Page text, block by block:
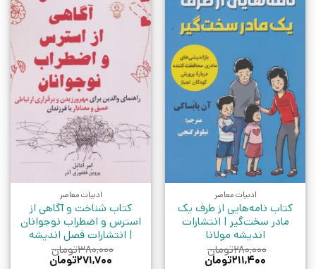
ادبیات معاصر
کتاب نامه‌هایی از طرف یک
مادر سخت‌گیر | انتشارات
اندیشه مولانا
۲۸۰,۰۰۰تومان
قیمت
۲۱۱,۴۰۰تومان
ادبیات معاصر
کتاب شناخت و آگاهی از
استرس و اضطراب نوجوانان
| انتشارات فصل اندیشه
۳۸۰,۰۰۰تومان
قیمت
۲۷۱,۷۰۰تومان